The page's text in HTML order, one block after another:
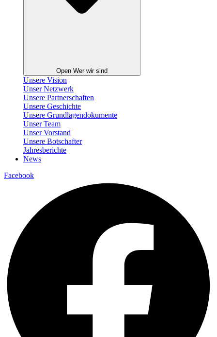
Open Wer wir sind
Unsere Vision
Unser Netzwerk
Unsere Partnerschaften
Unsere Geschichte
Unsere Grundlagendokumente
Unser Team
Unser Vorstand
Unsere Botschafter
Jahresberichte
News
Facebook